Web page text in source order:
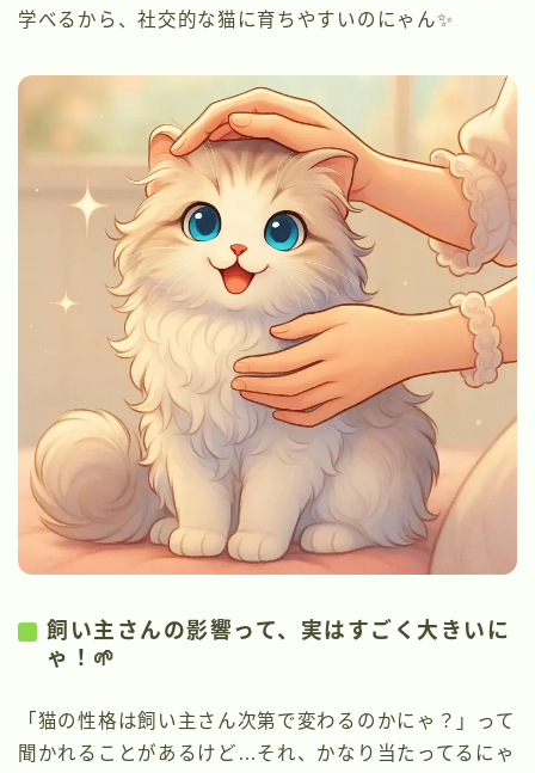
学べるから、社交的な猫に育ちやすいのにゃん✨
飼い主さんの影響って、実はすごく大きいに
ゃ！🌱
「猫の性格は飼い主さん次第で変わるのかにゃ？」って
聞かれることがあるけど…それ、かなり当たってるにゃ